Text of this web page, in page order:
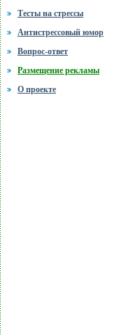
Тесты на стрессы
Антистрессовый юмор
Вопрос-ответ
Размещение рекламы
О проекте